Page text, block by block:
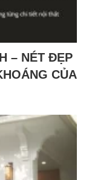
– NÉT ĐẸP
CỦA